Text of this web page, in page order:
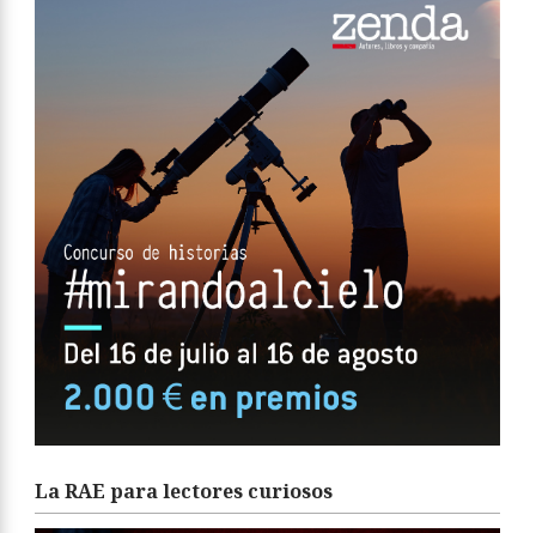
La RAE para lectores curiosos